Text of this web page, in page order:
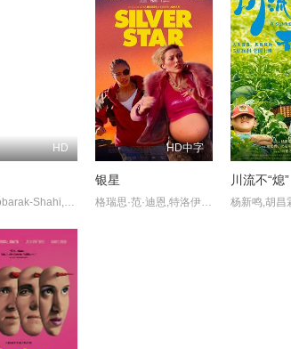
HD
Sima,Mobarak-Shahi,Shayesteh,Irani,Ayda,Sadeqi
HD中字
银星
格瑞思·范·迪恩,特洛伊·丽-安妮·约翰逊,乔纳斯·戴维斯,叶卡捷琳娜·贝克,Tamara Fruits,Getchie Argetsinger,Joey Giambattista,Josh Silverman,Amy Tribbey,诺亚·费舍尔,Odley Jean,Jarvis Tomdio,Albert M. Chan,Brian Coll,戴夫·费里尔,Donnie Francis,Sandy Hadley,Lisa Hodsoll,柯克·凯利,Charlie Mac
川流不“熄”